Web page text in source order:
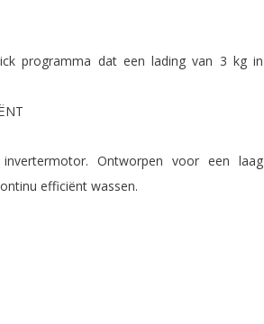
programma dat een lading van 3 kg in
Ontworpen voor een laag
efficiënt wassen.